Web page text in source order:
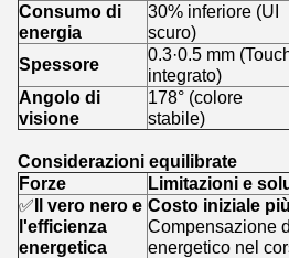
Consumo di
energia
30% inferiore (UI
scuro)
Spessore
0.3·0.5 mm
integrato)
Angolo di
visione
178° (colore
stabile)
Considerazioni equilibrate
Forze
Limitazioni e
✅Il vero nero e
l'efficienza
energetica
Costo iniziale
Compensazione
energetico nel